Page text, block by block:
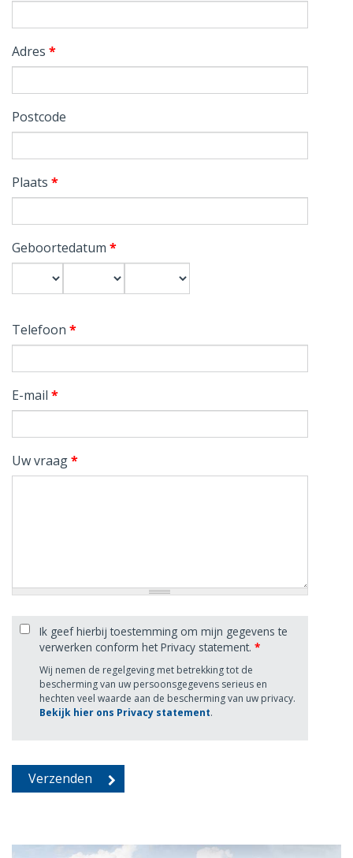
Adres *
Postcode
Plaats *
Geboortedatum *
Telefoon *
E-mail *
Uw vraag*
Ik geef hierbij toestemming om mijn gegevens te
verwerken conform het Privacy statement. *
Wij nemen de regelgeving met betrekking tot de
bescherming van uw persoonsgegevens serieus en
hechten veel waarde aan de bescherming van uw privacy.
Bekijk hier ons Privacy statement.